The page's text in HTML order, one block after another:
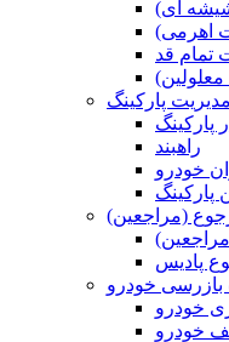
ای)
اهرمی)
تمام قد
مدیریت پارکینگ
پارکینگ
راهبند
خودرو
(مراجعین)
پادیس
بازرسی خودرو
خودرو
خودرو